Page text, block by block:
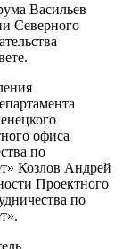
Васильев
Северного
офиса
по
Козлов Андрей
Проектного
по